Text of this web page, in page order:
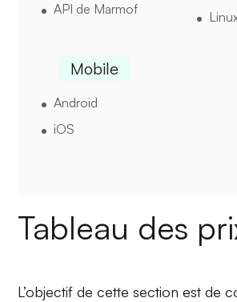
API de Marmof
Mobile
Android
iOS
Tableau des
L’objectif de cette section est de